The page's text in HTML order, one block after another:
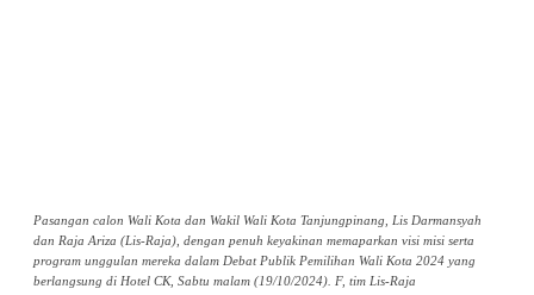
Pasangan calon Wali Kota dan Wakil Wali Kota Tanjungpinang, Lis Darmansyah
dan Raja Ariza (Lis-Raja), dengan penuh keyakinan memaparkan visi misi serta
program unggulan mereka dalam Debat Publik Pemilihan Wali Kota 2024 yang
berlangsung di Hotel CK, Sabtu malam (19/10/2024). F, tim Lis-Raja